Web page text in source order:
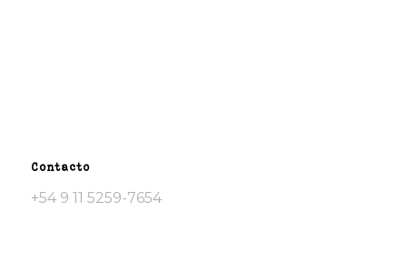
Contacto
+54 9 11 5259-7654